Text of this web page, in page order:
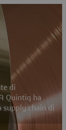
di
Quintiq ha
chain di